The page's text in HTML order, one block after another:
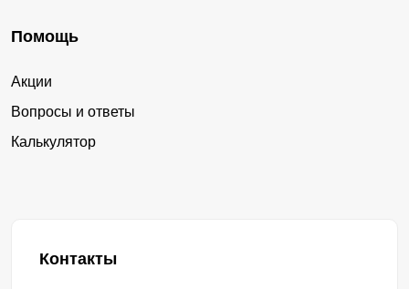
Помощь
Акции
Вопросы и ответы
Калькулятор
Контакты